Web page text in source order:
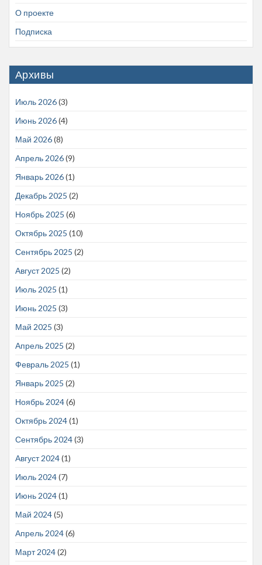
О проекте
Подписка
Архивы
Июль 2026(3)
Июнь 2026(4)
Май 2026(8)
Апрель 2026(9)
Январь 2026(1)
Декабрь 2025 (2)
Ноябрь 2025 (6)
Октябрь 2025 (10)
Сентябрь 2025 (2)
Август 2025 (2)
Июль 2025 (1)
Июнь 2025 (3)
Май 2025 (3)
Апрель 2025 (2)
Февраль 2025 (1)
Январь 2025 (2)
Ноябрь 2024(6)
Октябрь 2024(1)
Сентябрь 2024(3)
Август 2024(1)
Июль 2024(7)
Июнь 2024(1)
Май 2024(5)
Апрель 2024(6)
Март 2024(2)